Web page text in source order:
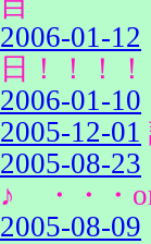
2006-01-12
日！！！！
2006-01-10
2005-12-01
2005-08-23
♪ ・・・
2005-08-09